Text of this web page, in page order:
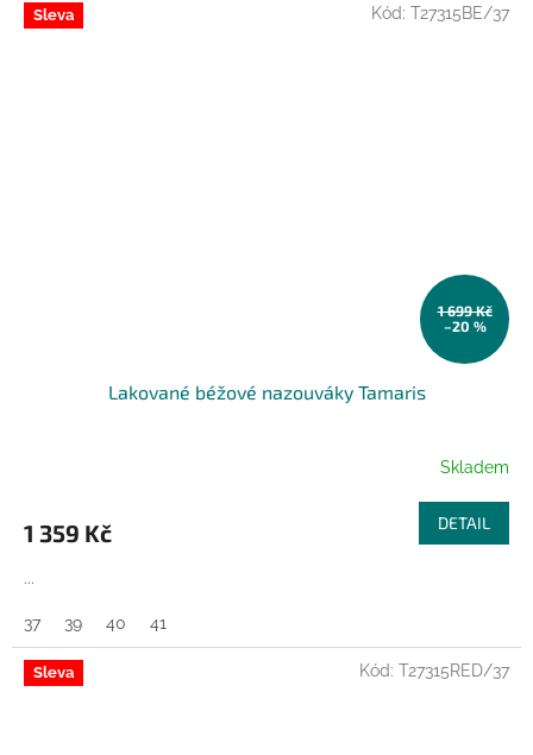
Sleva
1 699 Kč
–20 %
Lakované béžové nazouváky Tamaris
Skladem
1 359 Kč DETAIL
...
37 39 40 41
Kód: T27315BE/37
Sleva Kód: T27315RED/37